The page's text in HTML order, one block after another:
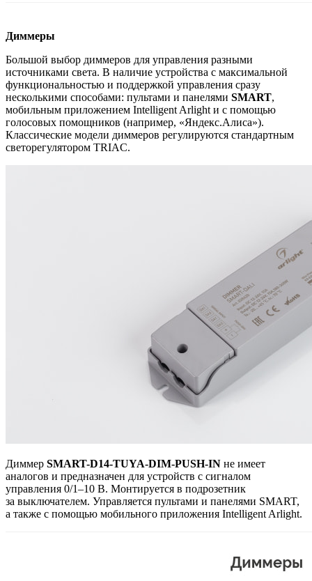
Диммеры
Большой выбор диммеров для управления разными
источниками света. В наличие устройства с максимальной
функциональностью и поддержкой управления сразу
несколькими способами: пультами и панелями SMART,
мобильным приложением Intelligent Arlight и с помощью
голосовых помощников (например, «Яндекс.Алиса»).
Классические модели диммеров регулируются стандартным
светорегулятором TRIAC.
Диммер SMART-D14-TUYA-DIM-PUSH-IN не имеет
аналогов и предназначен для устройств с сигналом
управления 0/1–10 В. Монтируется в подрозетник
за выключателем. Управляется пультами и панелями SMART,
а также с помощью мобильного приложения Intelligent Arlight.